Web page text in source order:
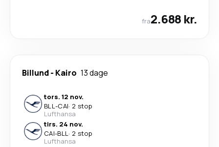
fra2.688 kr.
Billund- Kairo 13 dage
tors. 12 nov.
BLL-CAI· 2 stop
Lufthansa
tirs. 24 nov.
CAI-BLL· 2 stop
Lufthansa